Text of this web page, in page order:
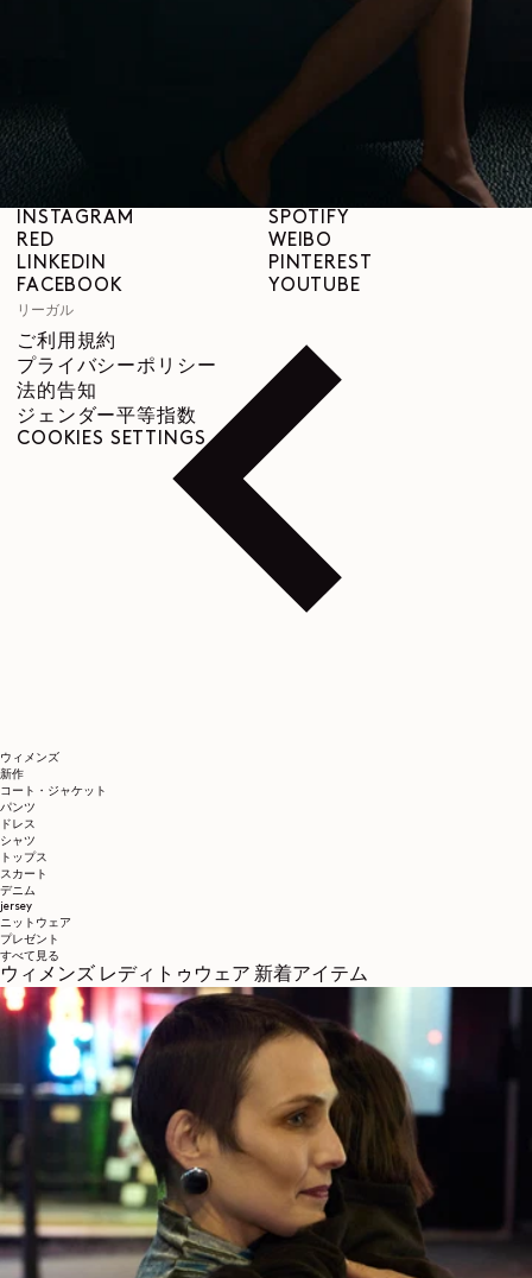
ウィメンズ
新作
コート・ジャケット
パンツ
ドレス
シャツ
トップス
スカート
デニム
jersey
ニットウェア
プレゼント
すべて見る
ウィメンズ レディトゥウェア 新着アイテム
返品について
撤回の権利
トレーサビリティ
INSTAGRAM
RED
LINKEDIN
FACEBOOK
SPOTIFY
WEIBO
PINTEREST
YOUTUBE
リーガル
ご利用規約
プライバシーポリシー
法的告知
ジェンダー平等指数
COOKIES SETTINGS